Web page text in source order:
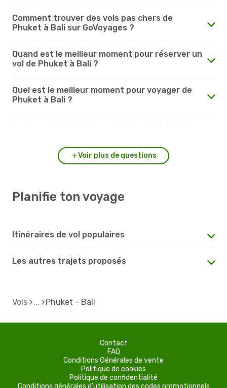
Comment trouver des vols pas chers de
Phuket à Bali sur GoVoyages ?
Quand est le meilleur moment pour réserver un
vol de Phuket à Bali ?
Quel est le meilleur moment pour voyager de
Phuket à Bali ?
Voir plus de questions
Planifie ton voyage
Itinéraires de vol populaires
Les autres trajets proposés
Vols Phuket - Bali
Contact
FAQ
Conditions Générales de vente
Politique de cookies
Politique de confidentialité
Conditions générales d'utilisation des codes promotionnels